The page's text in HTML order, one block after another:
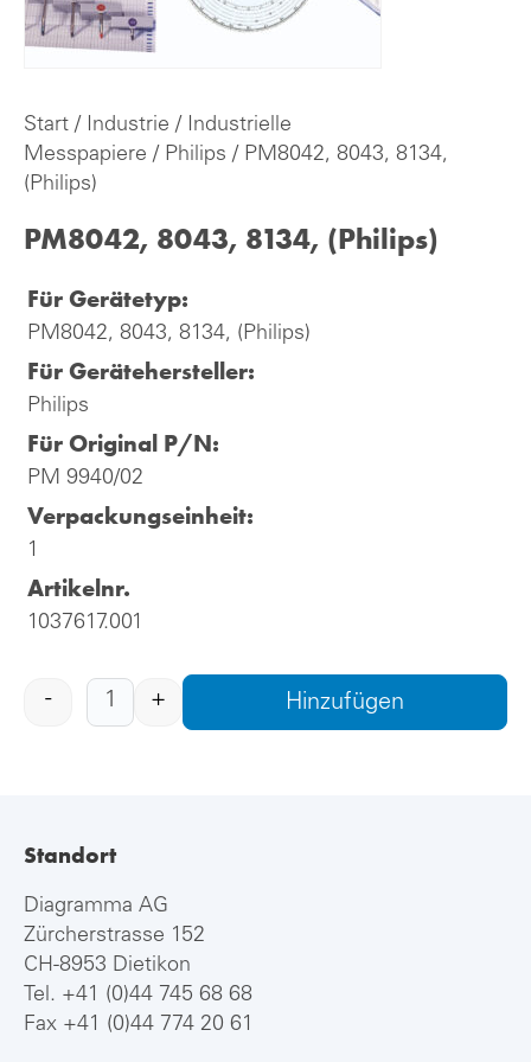
Start / Industrie / Industrielle
Messpapiere / Philips / PM8042, 8043, 8134,
(Philips)
PM8042, 8043, 8134, (Philips)
Für Gerätetyp:
PM8042, 8043, 8134, (Philips)
Für Gerätehersteller:
Philips
Für Original P/N:
PM 9940/02
Verpackungseinheit:
1
Artikelnr.
1037617.001
- + Hinzufügen
Standort
Diagramma AG
Zürcherstrasse 152
CH-8953 Dietikon
Tel. +41 (0)44 745 68 68
Fax +41 (0)44 774 20 61